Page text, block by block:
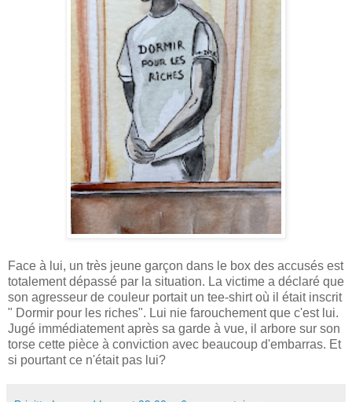
Face à lui, un très jeune garçon dans le box des accusés est
totalement dépassé par la situation. La victime a déclaré que
son agresseur de couleur portait un tee-shirt où il était inscrit
" Dormir pour les riches". Lui nie farouchement que c'est lui.
Jugé immédiatement après sa garde à vue, il arbore sur son
torse cette pièce à conviction avec beaucoup d'embarras. Et
si pourtant ce n'était pas lui?